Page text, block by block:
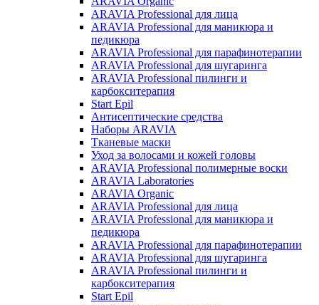
ARAVIA Professional для лица
ARAVIA Professional для маникюра и
педикюра
ARAVIA Professional для парафинотерапии
ARAVIA Professional для шугаринга
ARAVIA Professional пилинги и
карбокситерапия
Start Epil
Антисептические средства
Наборы ARAVIA
Тканевые маски
Уход за волосами и кожей головы
ARAVIA Professional полимерные воски
ARAVIA Laboratories
ARAVIA Organic
ARAVIA Professional для лица
ARAVIA Professional для маникюра и
педикюра
ARAVIA Professional для парафинотерапии
ARAVIA Professional для шугаринга
ARAVIA Professional пилинги и
карбокситерапия
Start Epil